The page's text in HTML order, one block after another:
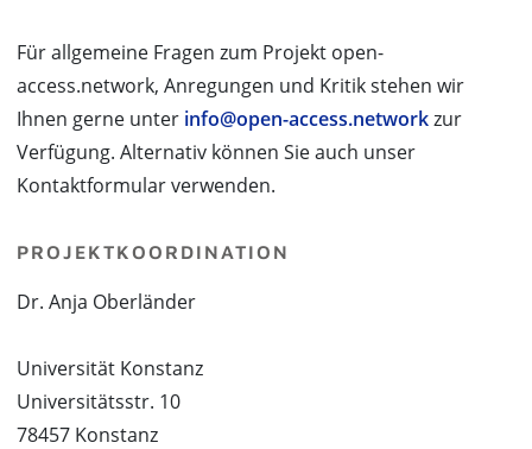
Für allgemeine Fragen zum Projekt open-
access.network, Anregungen und Kritik stehen wir
Ihnen gerne unter info@open-access.networkzur
Verfügung. Alternativ können Sie auch unser
Kontaktformular verwenden.
PROJEKTKOORDINATION
Dr. Anja Oberländer
Universität Konstanz
Universitätsstr. 10
78457 Konstanz